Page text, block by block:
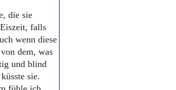
die sie
falls
wenn diese
dem, was
und blind
sie.